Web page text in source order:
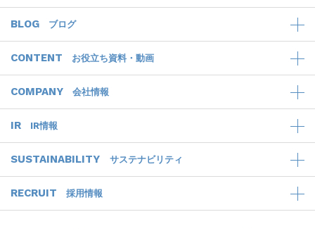
BLOG ブログ
CONTENT お役立ち資料・動画
COMPANY 会社情報
IR IR情報
SUSTAINABILITY サステナビリティ
RECRUIT 採用情報